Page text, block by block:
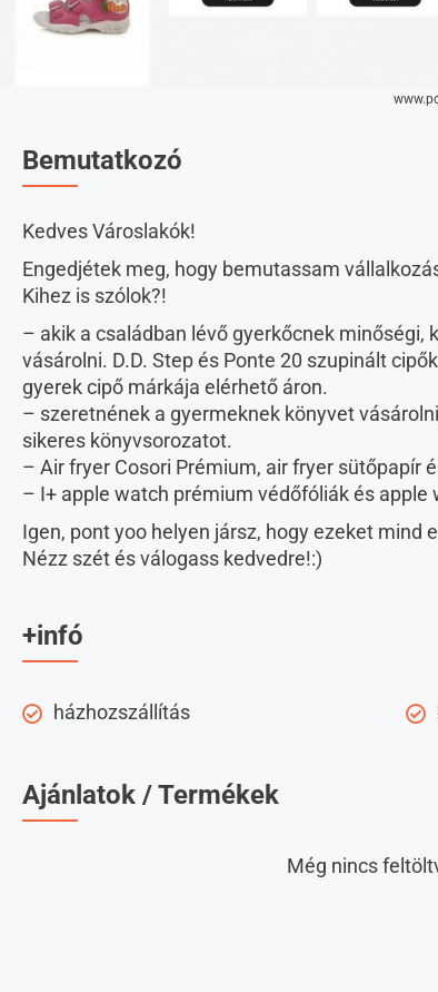
Bemutatkozó
Kedves Városlakók!
Engedjétek meg, hogy bemutassam
Kihez is szólok?!
– akik a családban lévő gyerkőcnek minőségi,
vásárolni. D.D. Step és Ponte 20 szupinált
gyerek cipő márkája elérhető áron.
– szeretnének a gyermeknek könyvet
sikeres könyvsorozatot.
– Air fryer Cosori Prémium, air fryer sütőpapír
– I+ apple watch prémium védőfóliák és apple
Igen, pont yoo helyen jársz, hogy ezeket mind
Nézz szét és válogass kedvedre!:)
+infó
házhozszállítás
Ajánlatok / Termékek
Még nincs